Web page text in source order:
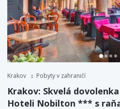
Krakov Pobyty v zahraničí
Krakov: Skvelá
Hoteli Nobilton *** s